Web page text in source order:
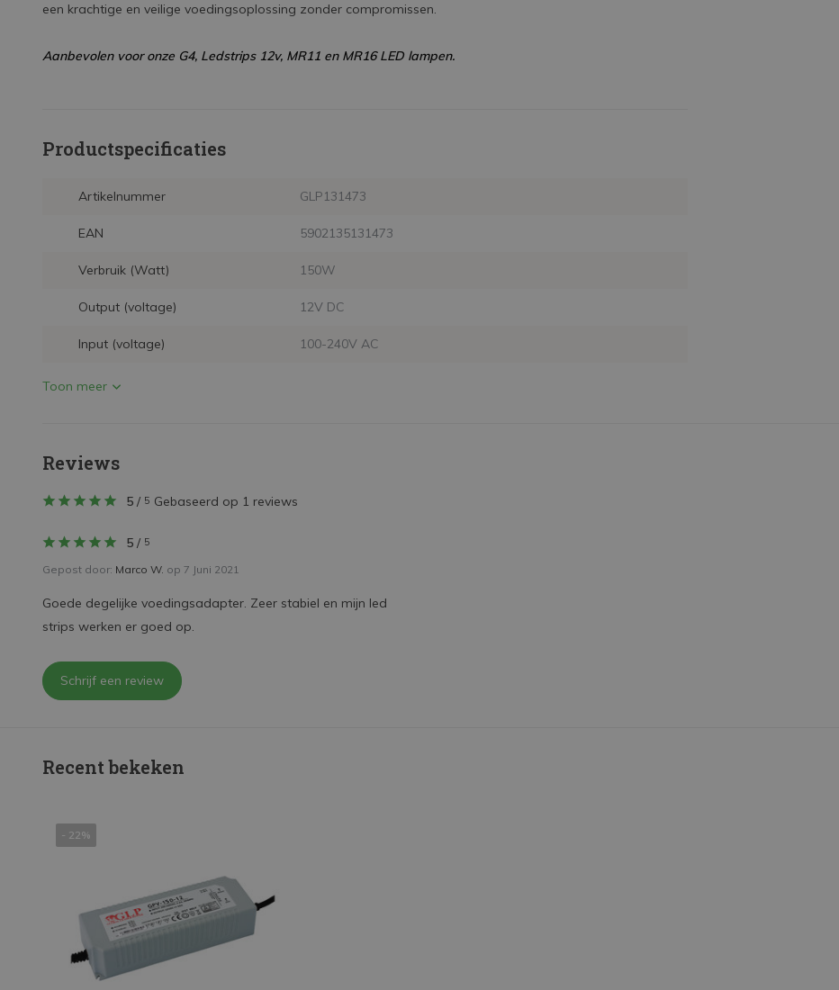
een krachtige en veilige voedingsoplossing zonder compromissen.
Aanbevolen voor onze G4, Ledstrips 12v, MR11 en MR16 LED lampen.
Productspecificaties
Artikelnummer GLP131473
EAN 5902135131473
Verbruik (Watt) 150W
Output (voltage) 12V DC
Input (voltage) 100-240V AC
Toon meer
Reviews
5 / 5 Gebaseerd op 1 reviews
5 / 5
Gepost door: Marco W. op 7 Juni 2021
Goede degelijke voedingsadapter. Zeer stabiel en mijn led
strips werken er goed op.
Schrijf een review
Recent bekeken
- 22%